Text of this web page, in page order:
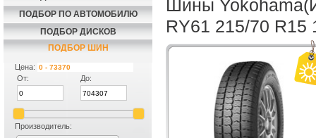
ПОДБОР ПО АВТОМОБИЛЮ
ПОДБОР ДИСКОВ
ПОДБОР ШИН
Цена:
От:
До:
Производитель:
Шины
RY61 215/70 R15